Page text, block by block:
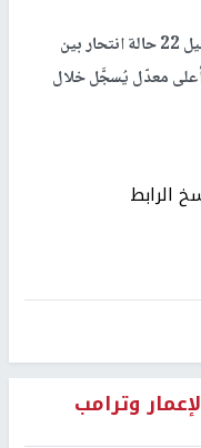
كما ذكرت الصحيفة أنّ عام 2025 شهد تسجيل 22 حالة انتحار بين
أعلى معدّل يُسجَّل خلال
الرابط
وترامب